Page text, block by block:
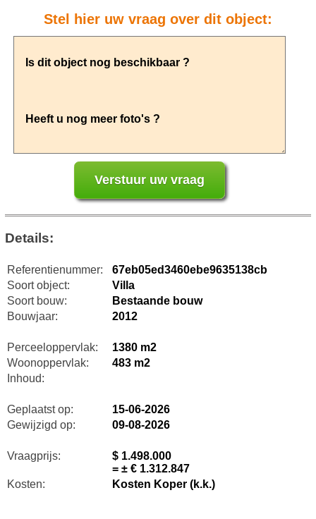
Stel hier uw vraag over dit object:
Details:
Referentienummer:
67eb05ed3460ebe9635138cb
Soort object:
Villa
Soort bouw:
Bestaande bouw
Bouwjaar:
2012
Perceeloppervlak:
1380 m2
Woonoppervlak:
483 m2
Inhoud:
Geplaatst op:
15-06-2026
Gewijzigd op:
09-08-2026
Vraagprijs:
$ 1.498.000
= ± € 1.312.847
Kosten:
Kosten Koper (k.k.)